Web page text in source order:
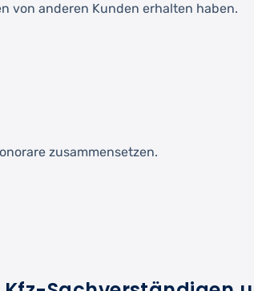
von anderen Kunden erhalten haben.
zusammensetzen.